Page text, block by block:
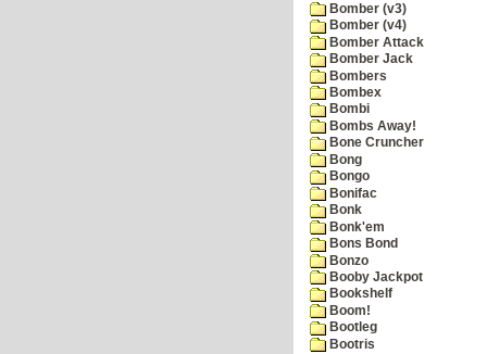
Bomber (v3)
Bomber (v4)
Bomber Attack
Bomber Jack
Bombers
Bombex
Bombi
Bombs Away!
Bone Cruncher
Bong
Bongo
Bonifac
Bonk
Bonk'em
Bons Bond
Bonzo
Booby Jackpot
Bookshelf
Boom!
Bootleg
Bootris